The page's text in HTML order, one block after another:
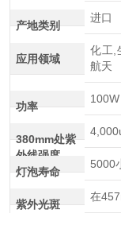
产地类别
进口
应用领域
化工,
航天
功率
100W
380mm处紫
外线强度
灯泡寿命
5000
紫外光斑
在